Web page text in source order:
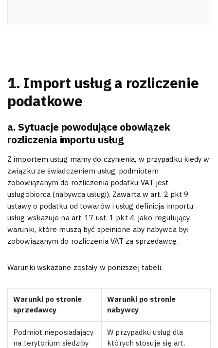
1. Import usług a rozliczenie
podatkowe
a. Sytuacje powodujące obowiązek
rozliczenia importu usług
Z importem usług mamy do czynienia, w przypadku kiedy w
związku ze świadczeniem usług, podmiotem
zobowiązanym do rozliczenia podatku VAT jest
usługobiorca (nabywca usługi). Zawarta w art. 2 pkt 9
ustawy o podatku od towarów i usług definicja importu
usług wskazuje na art. 17 ust. 1 pkt 4, jako regulujący
warunki, które muszą być spełnione aby nabywca był
zobowiązanym do rozliczenia VAT za sprzedawcę.
Warunki wskazane zostały w poniższej tabeli.
Warunki po stronie
sprzedawcy
Warunki po stronie
nabywcy
Podmiot nieposiadający
na terytorium siedziby
W przypadku usług dla
których stosuje się art.